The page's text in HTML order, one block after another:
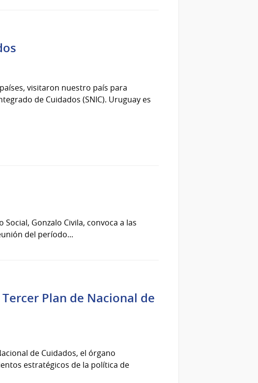
visitaron nuestro país para
de Cuidados (SNIC). Uruguay es
Gonzalo Civila, convoca a las
del período...
Plan de Nacional de
de Cuidados, el órgano
estratégicos de la política de